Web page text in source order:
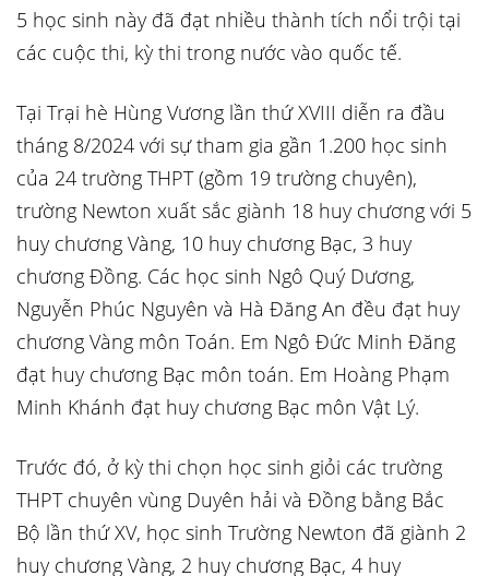
5 học sinh này đã đạt nhiều thành tích nổi trội tại
các cuộc thi, kỳ thi trong nước vào quốc tế.
Tại Trại hè Hùng Vương lần thứ XVIII diễn ra đầu
tháng 8/2024 với sự tham gia gần 1.200 học sinh
của 24 trường THPT (gồm 19 trường chuyên),
trường Newton xuất sắc giành 18 huy chương với 5
huy chương Vàng, 10 huy chương Bạc, 3 huy
chương Đồng. Các học sinh Ngô Quý Dương,
Nguyễn Phúc Nguyên và Hà Đăng An đều đạt huy
chương Vàng môn Toán. Em Ngô Đức Minh Đăng
đạt huy chương Bạc môn toán. Em Hoàng Phạm
Minh Khánh đạt huy chương Bạc môn Vật Lý.
Trước đó, ở kỳ thi chọn học sinh giỏi các trường
THPT chuyên vùng Duyên hải và Đồng bằng Bắc
Bộ lần thứ XV, học sinh Trường Newton đã giành 2
huy chương Vàng, 2 huy chương Bạc, 4 huy